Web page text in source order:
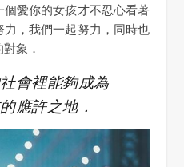
愛你的女孩才不忍心看著
，我們一起努力，同時也
象．
會裡能夠成為
應許之地．